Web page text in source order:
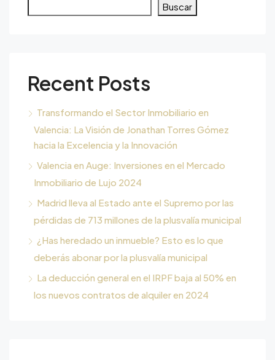
Buscar
Recent Posts
Transformando el Sector Inmobiliario en
Valencia: La Visión de Jonathan Torres Gómez
hacia la Excelencia y la Innovación
Valencia en Auge: Inversiones en el Mercado
Inmobiliario de Lujo 2024
Madrid lleva al Estado ante el Supremo por las
pérdidas de 713 millones de la plusvalía municipal
¿Has heredado un inmueble? Esto es lo que
deberás abonar por la plusvalía municipal
La deducción general en el IRPF baja al 50% en
los nuevos contratos de alquiler en 2024